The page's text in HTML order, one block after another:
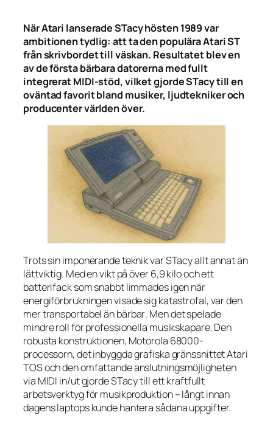
När Atari lanserade STacy hösten 1989 var
ambitionen tydlig: att ta den populära Atari ST
från skrivbordet till väskan. Resultatet blev en
av de första bärbara datorerna med fullt
integrerat MIDI-stöd, vilket gjorde STacy till en
oväntad favorit bland musiker, ljudtekniker och
producenter världen över.
Trots sin imponerande teknik var STacy allt annat än
lättviktig. Med en vikt på över 6,9 kilo och ett
batterifack som snabbt limmades igen när
energiförbrukningen visade sig katastrofal, var den
mertransportabelänbärbar. Men det spelade
mindre roll för professionella musikskapare. Den
robusta konstruktionen, Motorola 68000-
processorn, det inbyggda grafiska gränssnittet Atari
TOS och den omfattande anslutningsmöjligheten
via MIDI in/ut gjorde STacy till ett kraftfullt
arbetsverktyg för musikproduktion – långt innan
dagens laptops kunde hantera sådana uppgifter.